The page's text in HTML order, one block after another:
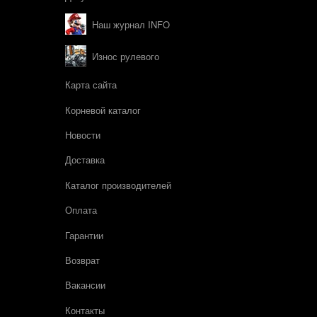
Наш журнал INFO
Износ рулевого
Карта сайта
Корневой каталог
Новости
Доставка
Каталог производителей
Оплата
Гарантии
Возврат
Вакансии
Контакты